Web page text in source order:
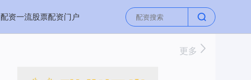
配资一流股票配资门户
更多